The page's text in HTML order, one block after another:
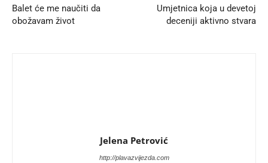
Balet će me naučiti da
obožavam život
Umjetnica koja u devetoj
deceniji aktivno stvara
Jelena Petrović
http://plavazvijezda.com